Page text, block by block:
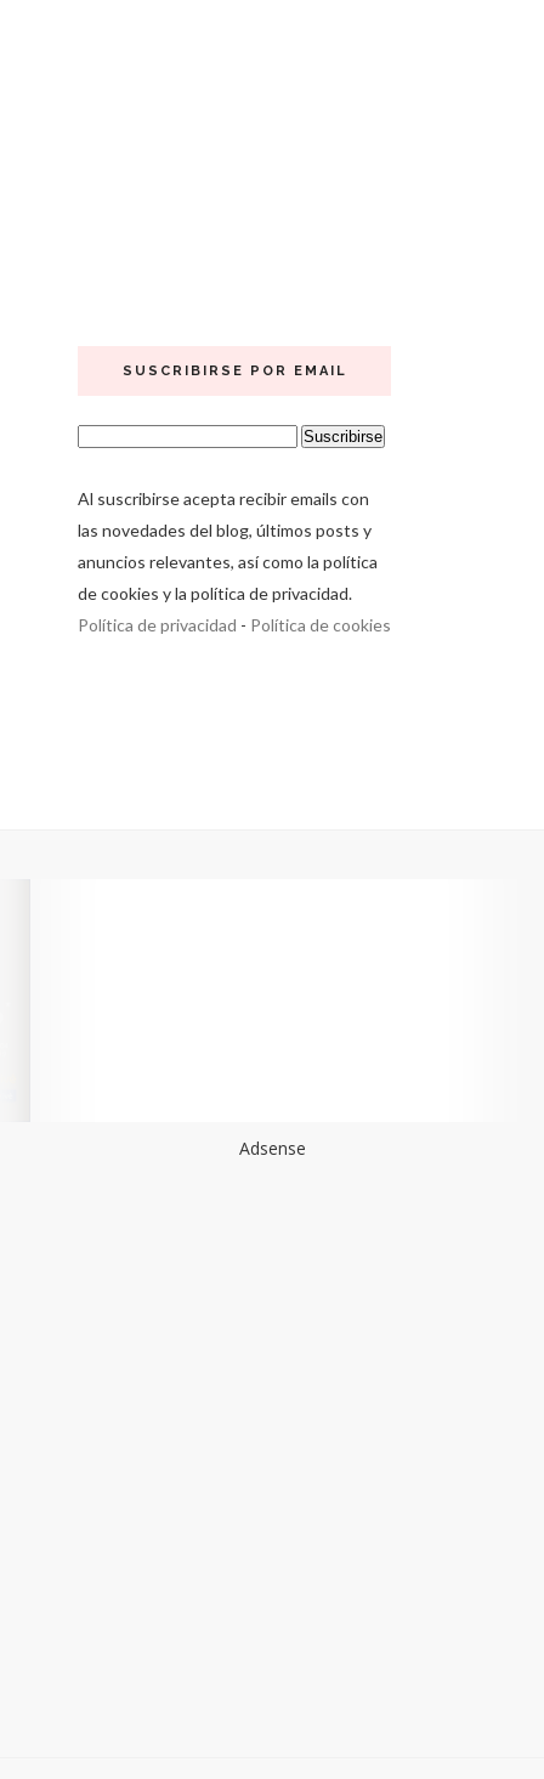
SUSCRIBIRSE POR EMAIL
Al suscribirse acepta recibir emails con
las novedades del blog, últimos posts y
anuncios relevantes, así como la política
de cookies y la política de privacidad.
Política de privacidad - Política de cookies
Adsense